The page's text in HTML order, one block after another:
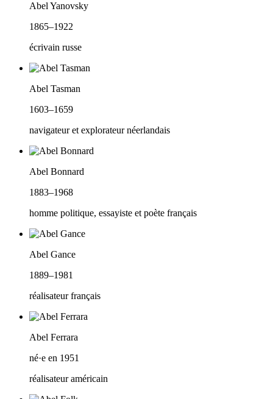
Abel Yanovsky
1865–1922
écrivain russe
Abel Tasman
1603–1659
navigateur et explorateur néerlandais
Abel Bonnard
1883–1968
homme politique, essayiste et poète français
Abel Gance
1889–1981
réalisateur français
Abel Ferrara
né·e en 1951
réalisateur américain